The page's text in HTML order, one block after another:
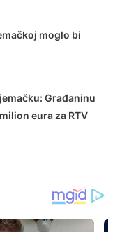
moglo bi
Građaninu
eura za RTV